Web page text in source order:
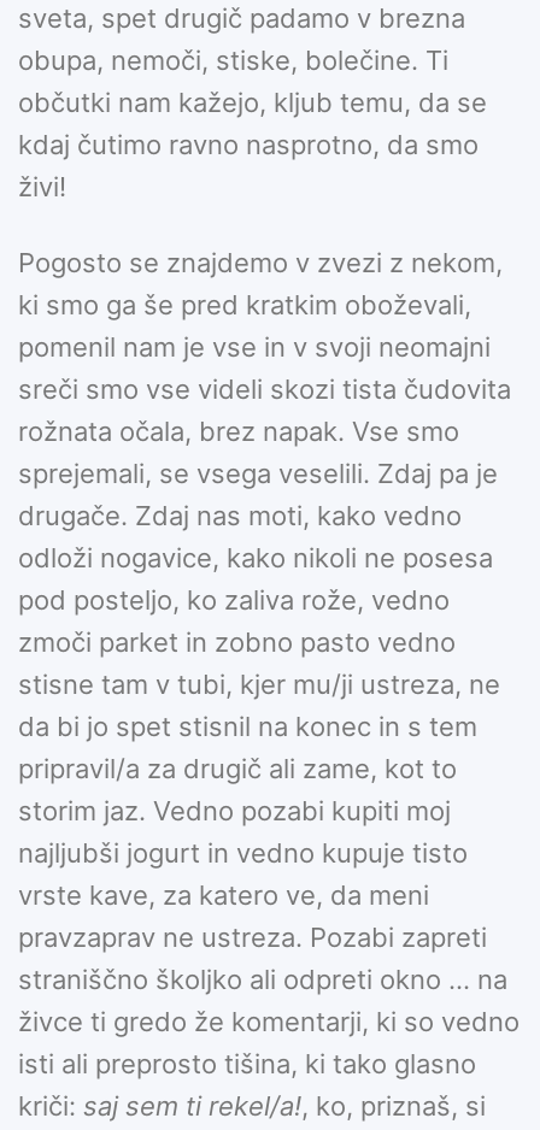
sveta, spet drugič padamo v brezna
obupa, nemoči, stiske, bolečine. Ti
občutki nam kažejo, kljub temu, da se
kdaj čutimo ravno nasprotno, da smo
živi!
Pogosto se znajdemo v zvezi z nekom,
ki smo ga še pred kratkim oboževali,
pomenil nam je vse in v svoji neomajni
sreči smo vse videli skozi tista čudovita
rožnata očala, brez napak. Vse smo
sprejemali, se vsega veselili. Zdaj pa je
drugače. Zdaj nas moti, kako vedno
odloži nogavice, kako nikoli ne posesa
pod posteljo, ko zaliva rože, vedno
zmoči parket in zobno pasto vedno
stisne tam v tubi, kjer mu/ji ustreza, ne
da bi jo spet stisnil na konec in s tem
pripravil/a za drugič ali zame, kot to
storim jaz. Vedno pozabi kupiti moj
najljubši jogurt in vedno kupuje tisto
vrste kave, za katero ve, da meni
pravzaprav ne ustreza. Pozabi zapreti
straniščno školjko ali odpreti okno … na
živce ti gredo že komentarji, ki so vedno
isti ali preprosto tišina, ki tako glasno
kriči: saj sem ti rekel/a!, ko, priznaš, si